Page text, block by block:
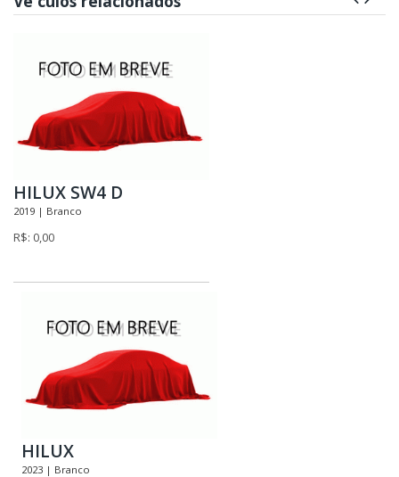
HILUX SW4 D
2019 | Branco
R$: 0,00
HILUX
2023 | Branco